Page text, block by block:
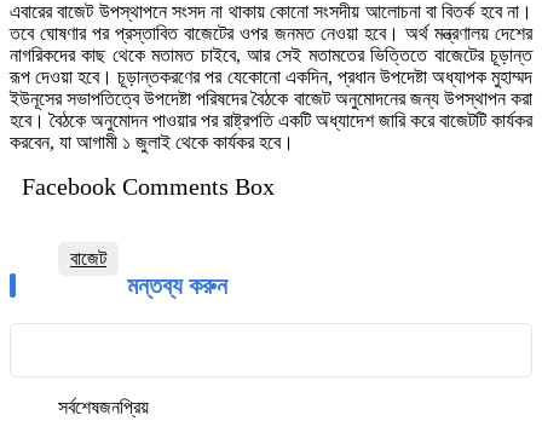
এবারের বাজেট উপস্থাপনে সংসদ না থাকায় কোনো সংসদীয় আলোচনা বা বিতর্ক হবে না।
তবে ঘোষণার পর প্রস্তাবিত বাজেটের ওপর জনমত নেওয়া হবে। অর্থ মন্ত্রণালয় দেশের
নাগরিকদের কাছ থেকে মতামত চাইবে, আর সেই মতামতের ভিত্তিতে বাজেটের চূড়ান্ত
রূপ দেওয়া হবে। চূড়ান্তকরণের পর যেকোনো একদিন, প্রধান উপদেষ্টা অধ্যাপক মুহাম্মদ
ইউনূসের সভাপতিত্বে উপদেষ্টা পরিষদের বৈঠকে বাজেট অনুমোদনের জন্য উপস্থাপন করা
হবে। বৈঠকে অনুমোদন পাওয়ার পর রাষ্ট্রপতি একটি অধ্যাদেশ জারি করে বাজেটটি কার্যকর
করবেন, যা আগামী ১ জুলাই থেকে কার্যকর হবে।
Facebook Comments Box
বাজেট
মন্তব্য করুন
সর্বশেষজনপ্রিয়